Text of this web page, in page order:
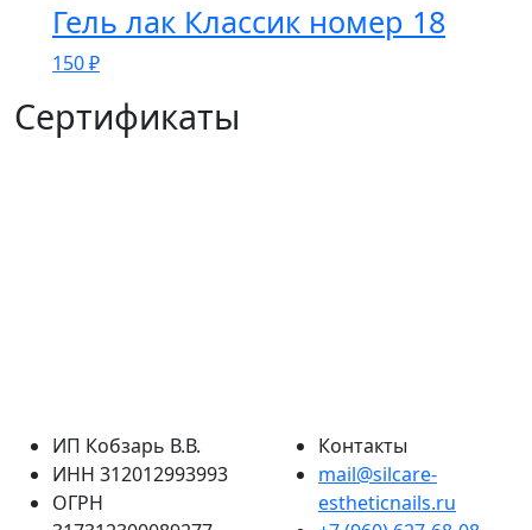
Гель лак Классик номер 18
150₽
Сертификаты
ИП Кобзарь В.В.
ИНН 312012993993
ОГРН
Контакты
mail@silcare-
estheticnails.ru